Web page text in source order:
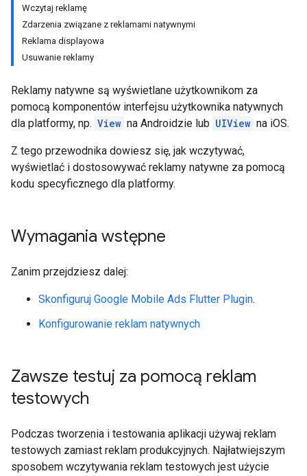
Wczytaj reklamę
Zdarzenia związane z reklamami natywnymi
Reklama displayowa
Usuwanie reklamy
Reklamy natywne są wyświetlane użytkownikom za
pomocą komponentów interfejsu użytkownika natywnych
dla platformy, np. View na Androidzie lub UIView na iOS.
Z tego przewodnika dowiesz się, jak wczytywać,
wyświetlać i dostosowywać reklamy natywne za pomocą
kodu specyficznego dla platformy.
Wymagania wstępne
Zanim przejdziesz dalej:
Skonfiguruj Google Mobile Ads Flutter Plugin.
Konfigurowanie reklam natywnych
Zawsze testuj za pomocą reklam
testowych
Podczas tworzenia i testowania aplikacji używaj reklam
testowych zamiast reklam produkcyjnych. Najłatwiejszym
sposobem wczytywania reklam testowych jest użycie